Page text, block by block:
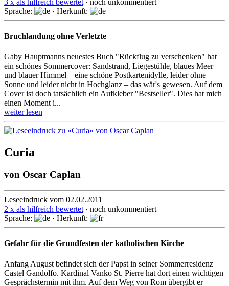
3 x als hilfreich bewertet · noch unkommentiert
Sprache:
· Herkunft:
Bruchlandung ohne Verletzte
Gaby Hauptmanns neuestes Buch "Rückflug zu verschenken" hat
ein schönes Sommercover: Sandstrand, Liegestühle, blaues Meer
und blauer Himmel – eine schöne Postkartenidylle, leider ohne
Sonne und leider nicht in Hochglanz – das wär's gewesen. Auf dem
Cover ist doch tatsächlich ein Aufkleber "Bestseller". Dies hat mich
einen Moment i...
weiter lesen
Curia
von Oscar Caplan
Leseeindruck vom 02.02.2011
2 x als hilfreich bewertet · noch unkommentiert
Sprache:
· Herkunft:
Gefahr für die Grundfesten der katholischen Kirche
Anfang August befindet sich der Papst in seiner Sommerresidenz
Castel Gandolfo. Kardinal Vanko St. Pierre hat dort einen wichtigen
Gesprächstermin mit ihm. Auf dem Weg von Rom übergibt er